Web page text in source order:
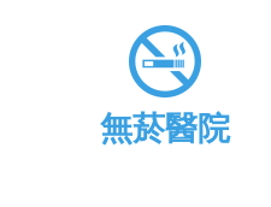
無菸醫院